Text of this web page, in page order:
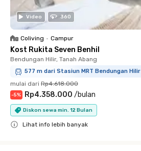
Video 360
Coliving • Campur
Kost Rukita Seven Benhil
Bendungan Hilir, Tanah Abang
577 m dari Stasiun MRT Bendungan Hilir
mulai dari Rp4.618.000
-5% Rp4.358.000 /bulan
Diskon sewa min. 12 Bulan
Lihat info lebih banyak